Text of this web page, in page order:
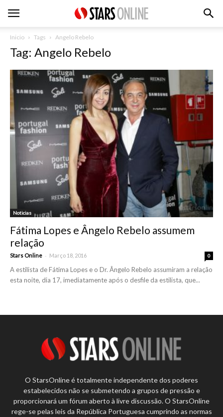
Inicio Tags Angelo Rebelo
Tag: Angelo Rebelo
Noticias
Fátima Lopes e Ângelo Rebelo assumem
relação
Stars Online - Março 18, 2016 0
A estilista de Fátima Lopes e o Dr. Ângelo Rebelo assumiram a relação
esta noite, dia 17, imediatamente após o desfile da estilista, que...
O StarsOnline é totalmente independente dos poderes
estabelecidos não se submetendo a grupos de pressão e
proporcionará um fórum aberto à livre discussão. O StarsOnline
rege-se pelas leis da República Portuguesa cumprindo as normas